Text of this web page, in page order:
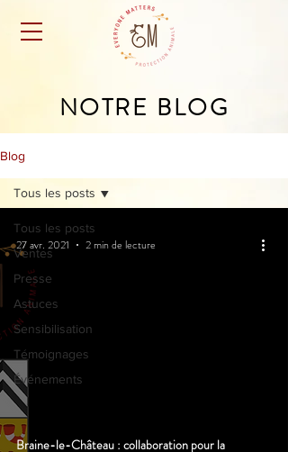
NOTRE BLOG
Blog
Tous les posts
Ventes
Presse
Astuces
Sensibilisation
Témoignages
Événements
Tous les posts
Braine-le-Château : collaboration pour la
27 avr. 2021 2 min de lecture